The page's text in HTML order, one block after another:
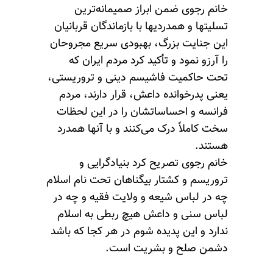
خانم رجوی ضمن ابراز صمیمانه‌ترین
تسلیتها و همدردیها با بازماندگان قربانیان
این جنایت بزرگ، بهبودی سریع مجروحان
را آرزو نمود و تأکید کرد مردم ایران که
تحت حاکمیت فاشیسم دینی و تروریستی،
یعنی پدرخوانده داعش، قرار دارند، مردم
فرانسه و احساساتشان را در این لحظات
سخت کاملاً درک می‌کنند و با آنها همدرد
هستند.
خانم رجوی تصریح کرد بنیادگرایی و
تروریسم و کشتار بیگناهان تحت نام اسلام
چه در لباس شیعه و ولایت فقیه و چه در
لباس سنی و داعش هیچ ربطی به اسلام
ندارد و این پدیده شوم در هر کجا که باشد
دشمن صلح و بشریت است.